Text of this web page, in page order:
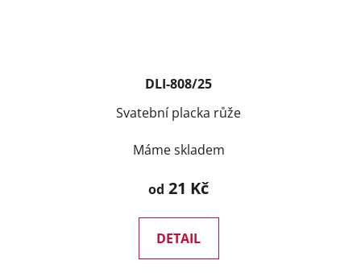
DLI-808/25
Svatební placka růže
Máme skladem
od 21 Kč
DETAIL